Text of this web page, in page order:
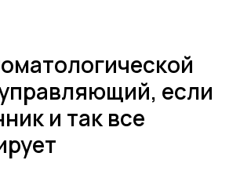
если
и так все